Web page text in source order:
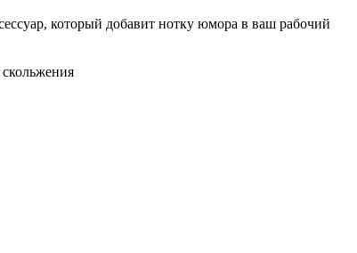
который добавит нотку юмора в ваш рабочий